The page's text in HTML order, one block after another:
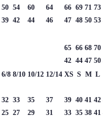
50 54 60 64 66 69 71 73
39 42 44 46 47 48 50 53
65 66 68 70
42 44 47 50
6/8 8/10 10/12 12/14 XS S M L
32 33 35 37 39 40 41 42
25 27 29 31 33 35 38 41